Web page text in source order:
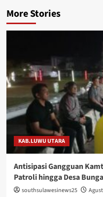
More Stories
KAB.LUWU UTARA
Antisipasi Gangguan
Patroli hingga Desa
southsulawesinews25